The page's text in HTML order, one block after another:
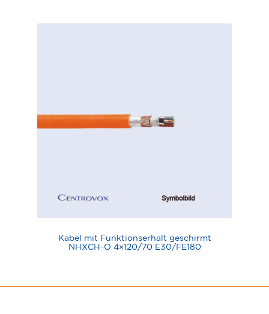
Kabel mit Funktionserhalt geschirmt
NHXCH-O 4×120/70 E30/FE180